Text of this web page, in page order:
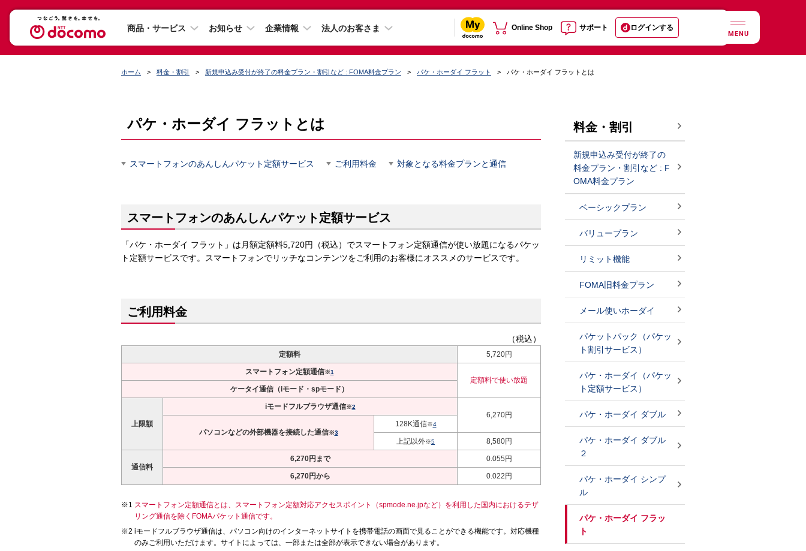
商品・サービス お知らせ 企業情報 法人のお客さま Online Shop サポート ログインする
MENU
ホーム 料金・割引 新規申込み受付が終了の料金プラン・割引など : FOMA料金プラン パケ・ホーダイ フラット パケ・ホーダイ フラットとは
パケ・ホーダイ フラットとは
スマートフォンのあんしんパケット定額サービス ご利用料金 対象となる料金プランと通信
スマートフォンのあんしんパケット定額サービス
「パケ・ホーダイ フラット」は月額定額料5,720円（税込）でスマートフォン定額通信が使い放題になるパケッ
ト定額サービスです。スマートフォンでリッチなコンテンツをご利用のお客様にオススメのサービスです。
ご利用料金
（税込）
定額料 5,720円
スマートフォン定額通信※1
定額料で使い放題
ケータイ通信（iモード・spモード）
上限額
iモードフルブラウザ通信※2
6,270円
パソコンなどの外部機器を接続した通信※3
128K通信※4
上記以外※5 8,580円
通信料
6,270円まで 0.055円
6,270円から 0.022円
スマートフォン定額通信とは、スマートフォン定額対応アクセスポイント（spmode.ne.jpなど）を利用した国内におけるテザ
リング通信を除くFOMAパケット通信です。
iモードフルブラウザ通信は、パソコン向けのインターネットサイトを携帯電話の画面で見ることができる機能です。対応機種
のみご利用いただけます。サイトによっては、一部または全部が表示できない場合があります。
料金・割引
新規申込み受付が終了の
料金プラン・割引など : F
OMA料金プラン
ベーシックプラン
バリュープラン
リミット機能
FOMA旧料金プラン
メール使いホーダイ
パケットパック（パケッ
ト割引サービス）
パケ・ホーダイ（パケッ
ト定額サービス）
パケ・ホーダイ ダブル
パケ・ホーダイ ダブル
２
パケ・ホーダイ シンプ
ル
パケ・ホーダイ フラッ
ト